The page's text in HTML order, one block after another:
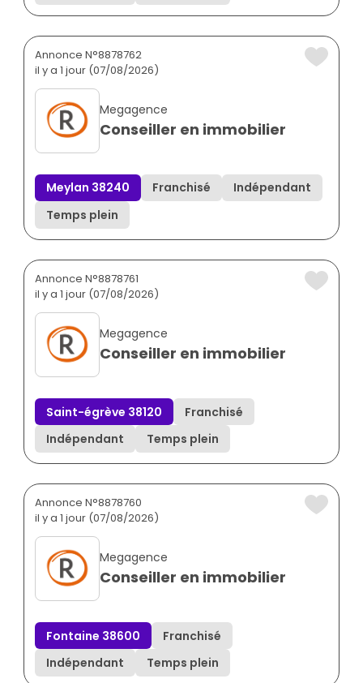
Annonce N°8878762
il y a 1 jour (07/08/2026)
Megagence
Conseiller en immobilier
Meylan 38240 Franchisé
Indépendant
Temps plein
Annonce N°8878761
il y a 1 jour (07/08/2026)
Megagence
Conseiller en immobilier
Saint-égrève 38120
Franchisé
Indépendant
Temps plein
Annonce N°8878760
il y a 1 jour (07/08/2026)
Megagence
Conseiller en immobilier
Fontaine 38600
Franchisé
Indépendant
Temps plein